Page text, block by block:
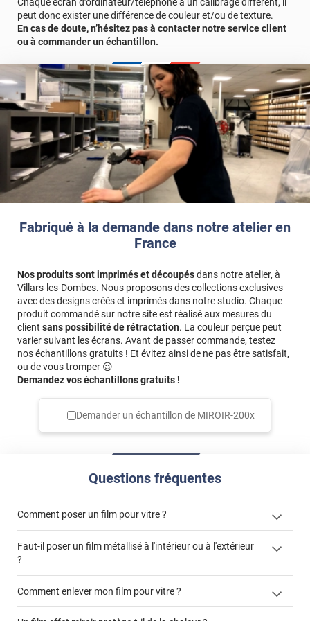
Fabriqué à la demande dans notre atelier en
France
Nos produits sont imprimés et découpésdans notre atelier, à
Villars-les-Dombes. Nous proposons des collections exclusives
avec des designs créés et imprimés dans notre studio. Chaque
produit commandé sur notre site est réalisé aux mesures du
client sans possibilité de rétractation. La couleur perçue peut
varier suivant les écrans. Avant de passer commande, testez
nos échantillons gratuits ! Et évitez ainsi de ne pas être satisfait,
ou de vous tromper 😉
Demandez vos échantillons gratuits !
Demander un échantillon de MIROIR-200x
Questions fréquentes
Comment poser un film pour vitre ?
Faut-il poser un film métallisé à l'intérieur ou à l'extérieur
?
Comment enlever mon film pour vitre ?
*****
Il y a 1950 jours
Pas si facile d'oter les petites poches d'air
Ont a beaucoup de vis à vis et la ont se sent enfin chez
nous
*****
Il y a 2021 jours
Très bon produit et répondant à nos attentes
*****
Il y a 2157 jours
Bon produit à bien maroufler pour un bon effet
*****
Il y a 2250 jours
Tres bon produit Livraison rapide Je recommande
*****
Il y a 2253 jours
Rien à de particulier, livraison rapide
*****
Il y a 2263 jours
Film effet miroir acheté pour pose sur baie vitrée exposée
plein Sud afin d'éviter un vis à vis. Parfait ! perte de
luminosité minime.
*****
Il y a 2285 jours
Facile à poser il suffit de bien suivre les instructions
*****
Il y a 2298 jours
livraison rapide découpes demandées nickel Coté Luminis
rien à redire Je me suis juste planté sur le sens
d’utilisation du film sans tain par rapport à mon balcon
mais c'est pour moi
utilisation du film en photographie bonne restitution des
*****
Il y a 2309 jours
c'est bien le résultat que j'attendais
technique ou à nous contacter directement.
Durabilité : 5 à 8 ans pour une application verticale en Europe
Référence produit :MIROIR200x
Chaque écran d’ordinateur/téléphone a un calibrage différent, il
peut donc exister une différence de couleur et/ou de texture.
En cas de doute, n’hésitez pas à contacter notre service client
ou à commander un échantillon.